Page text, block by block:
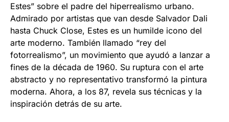
Estes” sobre el padre del hiperrealismo urbano.
Admirado por artistas que van desde Salvador Dali
hasta Chuck Close, Estes es un humilde icono del
arte moderno. También llamado “rey del
fotorrealismo”, un movimiento que ayudó a lanzar a
fines de la década de 1960. Su ruptura con el arte
abstracto y no representativo transformó la pintura
moderna. Ahora, a los 87, revela sus técnicas y la
inspiración detrás de su arte.